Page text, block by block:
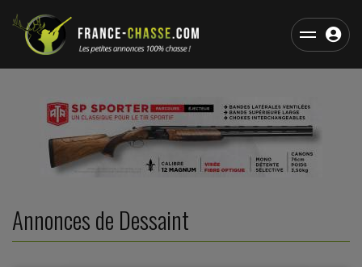
Annonces de Dessaint